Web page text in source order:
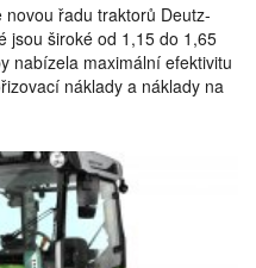
řadu traktorů Deutz-
jsou široké od 1,15 do 1,65
nabízela maximální efektivitu
náklady a náklady na